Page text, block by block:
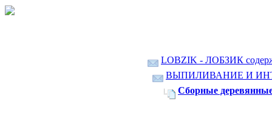
LOBZIK - ЛОБЗИК
ВЫПИЛИВАНИЕ И
Сборные